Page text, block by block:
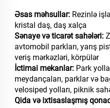
Əsas məhsullar: Rezinlə
kristal daş, daş xalça
Sənaye və ticarət sahələri:
avtomobil parkları, yarış
veriş mərkəzləri, körpülər
İctimai mekanlar: Park
meydançaları, parklar və
velosiped yolları, piknik
Qida və ixtisaslaşmış